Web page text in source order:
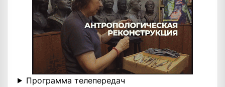
Программа телепередач